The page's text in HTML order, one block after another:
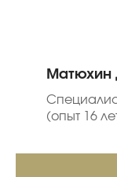
Матюхин
(опыт 16